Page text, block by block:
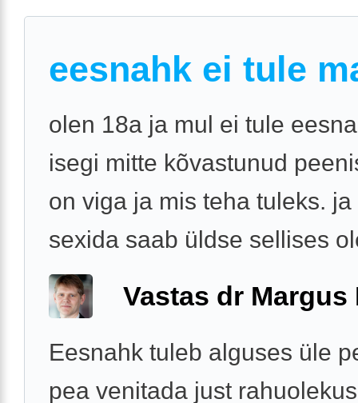
eesnahk ei tule
olen 18a ja mul ei tule
isegi mitte kõvastunud
on viga ja mis teha tuleks. ja
sexida saab üldse sellises
Vastas dr Margus
Eesnahk tuleb alguses üle
pea venitada just